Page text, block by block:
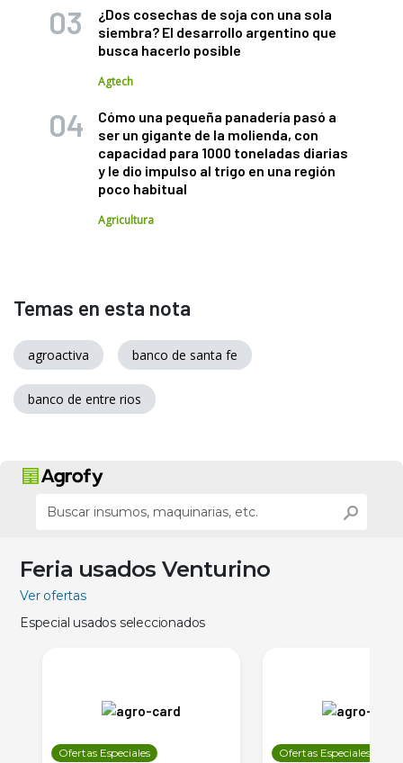
¿Dos cosechas de soja con una sola
siembra? El desarrollo argentino que
busca hacerlo posible
Agtech
Cómo una pequeña panadería pasó a
ser un gigante de la molienda, con
capacidad para 1000 toneladas diarias
y le dio impulso al trigo en una región
poco habitual
Agricultura
Temas en esta nota
agroactiva banco de santa fe
banco de entre rios
Feria usados Venturino
Ver ofertas
Especial usados seleccionados
Ofertas Especiales Ofertas Especiales